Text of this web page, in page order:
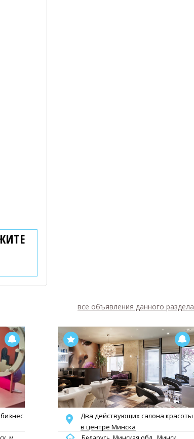
все объявления данного раздела
Два действующих салона красоты
в центре Минска